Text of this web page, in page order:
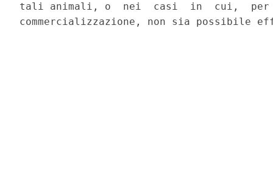
tali animali, o  nei  casi  in  cui,